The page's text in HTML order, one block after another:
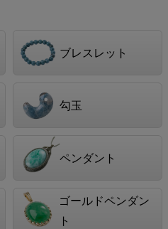
ブレスレット
勾玉
ペンダント
ゴールドペンダン
ト